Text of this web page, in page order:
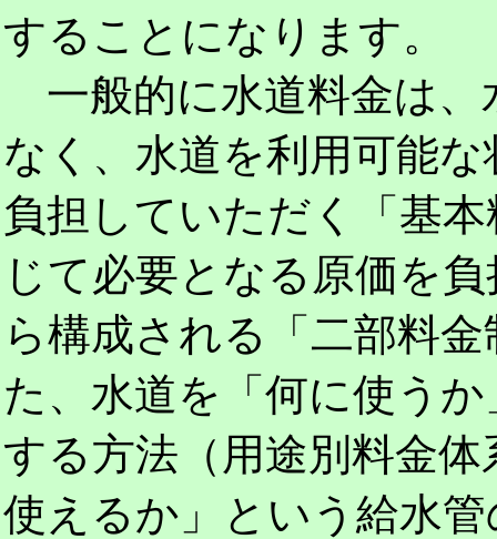
することになります。
一般的に水道料金は、
なく、水道を利用可能
負担していただく「基
じて必要となる原価を
ら構成される「二部料
た、水道を「何に使う
する方法（用途別料金
使えるか」という給水